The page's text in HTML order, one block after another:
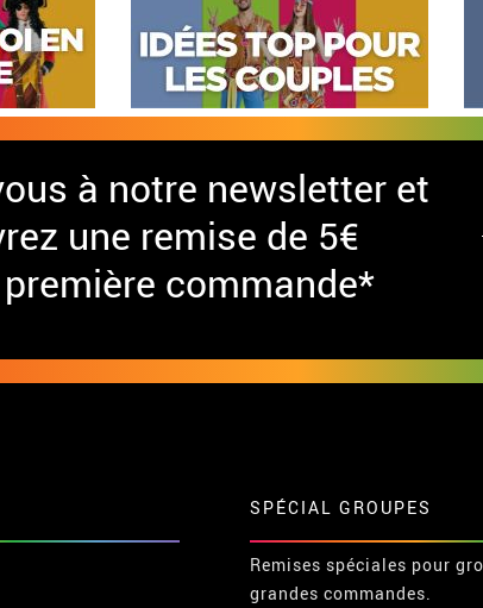
à notre newsletter et
une remise de 5€
commande*
SPÉCIAL GROUPES
Remises spéciales pour
grandes commandes.